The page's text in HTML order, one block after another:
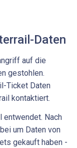
Daten
auf die
gestohlen.
Ticket Daten
kontaktiert.
entwendet. Nach
um Daten von
gekauft haben -